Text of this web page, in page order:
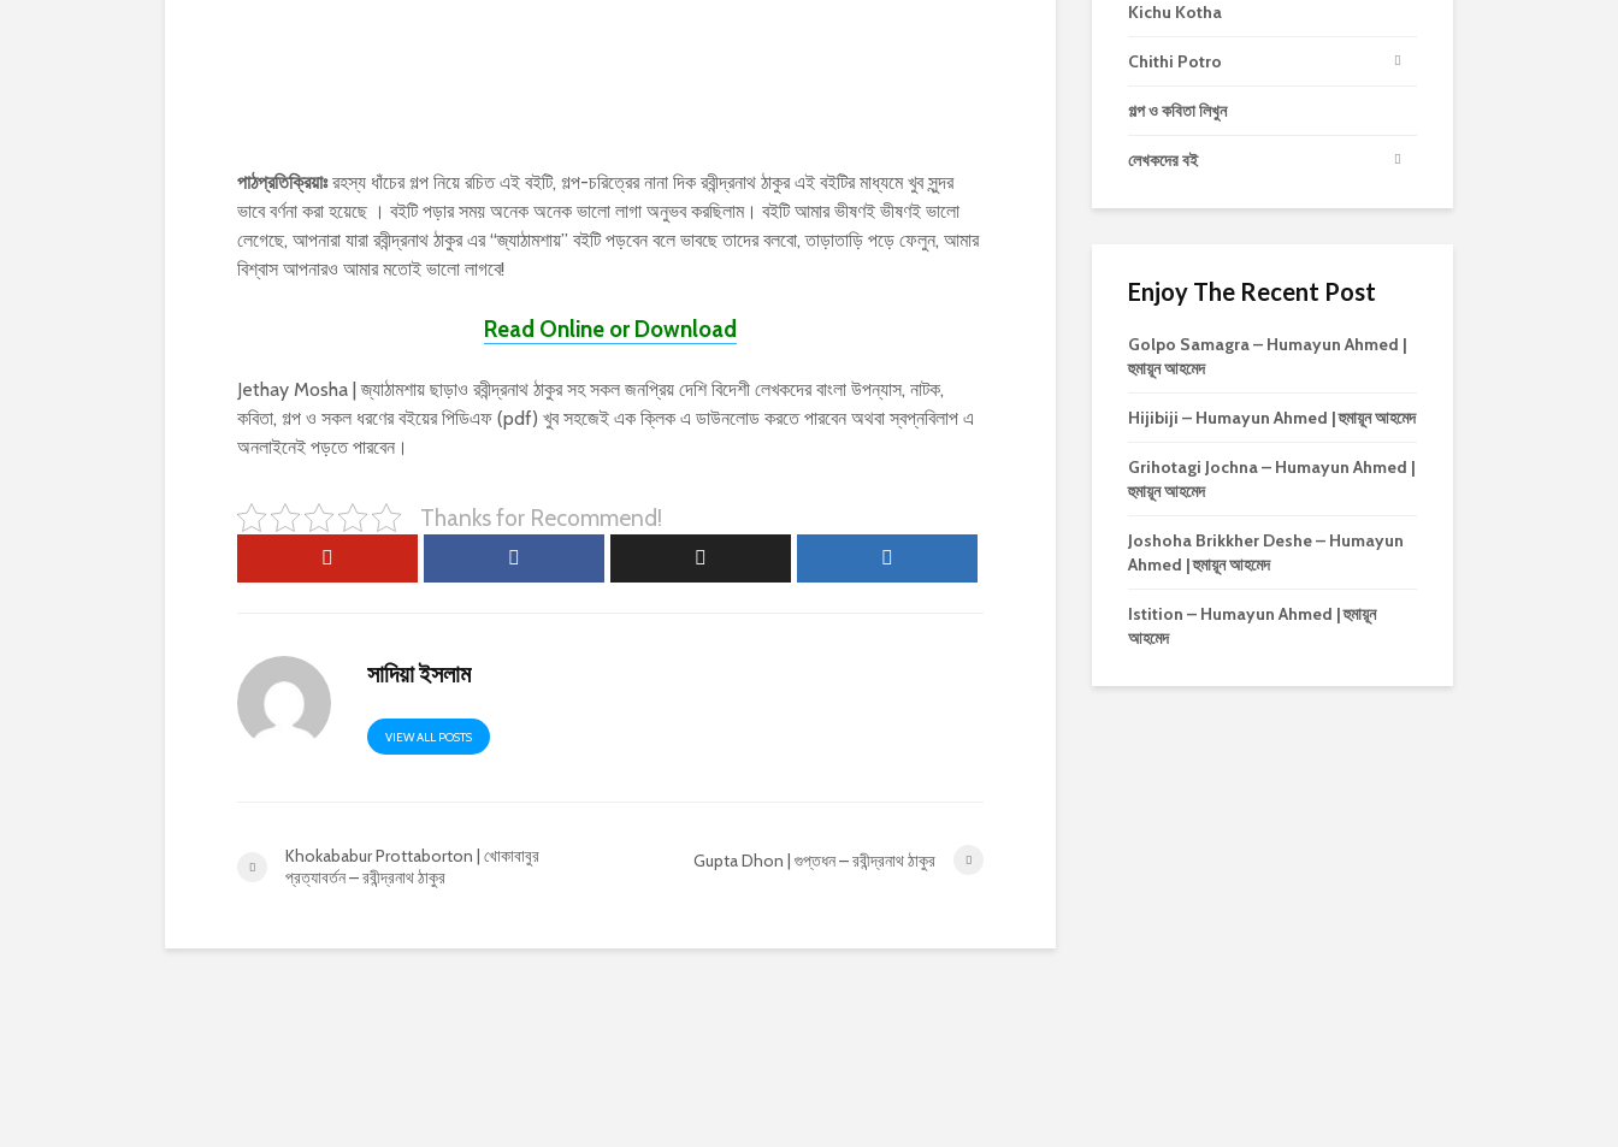
পাঠপ্রতিক্রিয়াঃরহস্য ধাঁচের গল্প নিয়ে রচিত এই বইটি, গল্প-চরিত্রের নানা দিক রবীন্দ্রনাথ ঠাকুর এই বইটির মাধ্যমে খুব সুন্দর
ভাবে বর্ণনা করা হয়েছে । বইটি পড়ার সময় অনেক অনেক ভালো লাগা অনুভব করছিলাম। বইটি আমার ভীষণই ভীষণই ভালো
লেগেছে, আপনারা যারা রবীন্দ্রনাথ ঠাকুর এর “জ্যাঠামশায়” বইটি পড়বেন বলে ভাবছে তাদের বলবো, তাড়াতাড়ি পড়ে ফেলুন, আমার
বিশ্বাস আপনারও আমার মতোই ভালো লাগবে!
Read Online or Download
Jethay Mosha | জ্যাঠামশায় ছাড়াও রবীন্দ্রনাথ ঠাকুর সহ সকল জনপ্রিয় দেশি বিদেশী লেখকদের বাংলা উপন্যাস, নাটক,
কবিতা, গল্প ও সকল ধরণের বইয়ের পিডিএফ (pdf) খুব সহজেই এক ক্লিক এ ডাউনলোড করতে পারবেন অথবা স্বপ্নবিলাপ এ
অনলাইনেই পড়তে পারবেন।
Thanks for Recommend!
সাদিয়া ইসলাম
VIEW ALL POSTS
Khokababur Prottaborton | খোকাবাবুর
প্রত্যাবর্তন – রবীন্দ্রনাথ ঠাকুর
Gupta Dhon | গুপ্তধন – রবীন্দ্রনাথ ঠাকুর
Kichu Kotha
Chithi Potro
গল্প ও কবিতা লিখুন
লেখকদের বই
Enjoy The Recent Post
Golpo Samagra – Humayun Ahmed |
হুমায়ূন আহমেদ
Hijibiji – Humayun Ahmed | হুমায়ূন আহমেদ
Grihotagi Jochna – Humayun Ahmed |
হুমায়ূন আহমেদ
Joshoha Brikkher Deshe – Humayun
Ahmed | হুমায়ূন আহমেদ
Istition – Humayun Ahmed | হুমায়ূন
আহমেদ